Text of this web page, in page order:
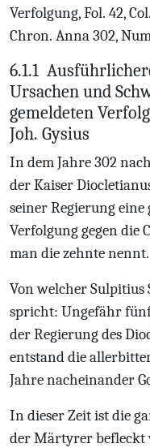
Verfolgung, Fol. 42,
Chron. Anna 302,
6.1.1
Ursachen und
gemeldeten
Joh. Gysius
In dem Jahre 302
der Kaiser
seiner Regierung
Verfolgung gegen die
man die zehnte nennt.
Von welcher Sulpitius
spricht: Ungefähr
der Regierung des
entstand die
Jahre nacheinander
In dieser Zeit ist die
der Märtyrer befleckt